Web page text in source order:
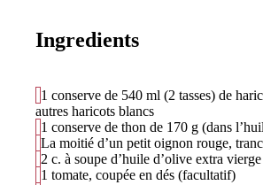
Ingredients
1 conserve de 540 ml (2 tasses) de
autres haricots blancs
1 conserve de thon de 170 g (dans
La moitié d’un petit oignon rouge,
2 c. à soupe d’huile d’olive extra vierge
1 tomate, coupée en dés (facultatif)